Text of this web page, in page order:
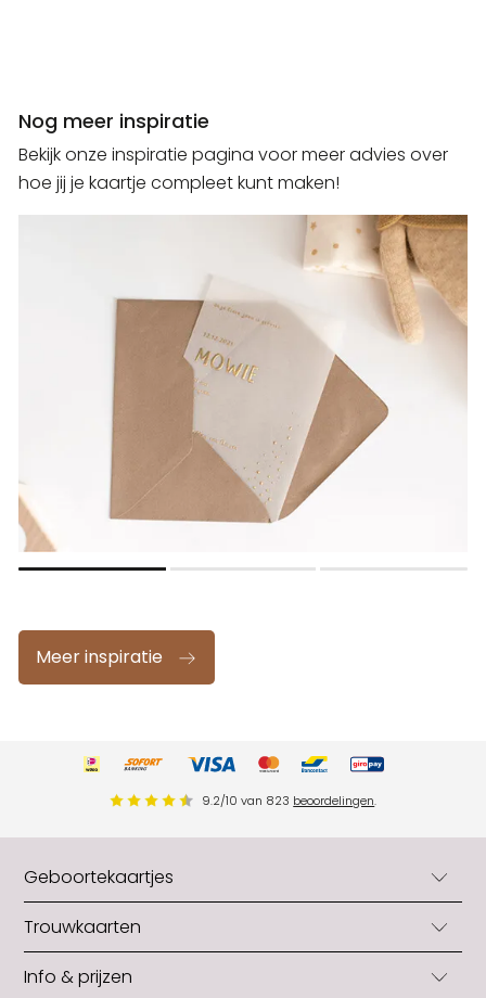
Nog meer inspiratie
Bekijk onze inspiratie pagina voor meer advies over
hoe jij je kaartje compleet kunt maken!
Meer inspiratie
9.2/10 van 823 beoordelingen.
Geboortekaartjes
Geboortekaartjes
Geboortekaartjes jongens
Geboortekaartjes meisjes
Trouwkaarten
Trouwkaarten
Info & prijzen